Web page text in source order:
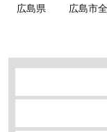
広島県
広島市